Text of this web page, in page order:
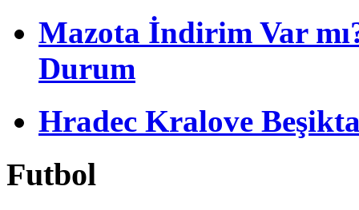
Mazota İndirim Var
Durum
Hradec Kralove
Futbol